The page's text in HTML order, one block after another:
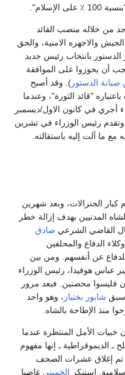
من خلاله منصب القائد
والاجهزه الامنية، والحق
بانتخاب رئيس جديد
أن يحوزوا على الموافقة
الدستور ). وقد أصبح
"قائد الثورة"، وعندما
أجري في كانون الاول/ديسمبر
رئيس الوزراء في تشرين
ما آلت إليه باستقالته.
كبار الجنرالات، وبعد شهرين
الشاه المدنيين بهدف إزالة خطر
القاضي الشرعي صادق
الدفاع والمحلفين
عن أنفسهم. ومن بين
عباس هوفيدا، رئيس الوزراء
فليسوا محصنين. فبعد مرور
شابور بختيار ، وهو واحد
الأمل المنتظرة عندما
ـ الديموقراطية ـ إنها مفهوم
إغلاق عشرات الصحف
استنكر الخميني غاضبا